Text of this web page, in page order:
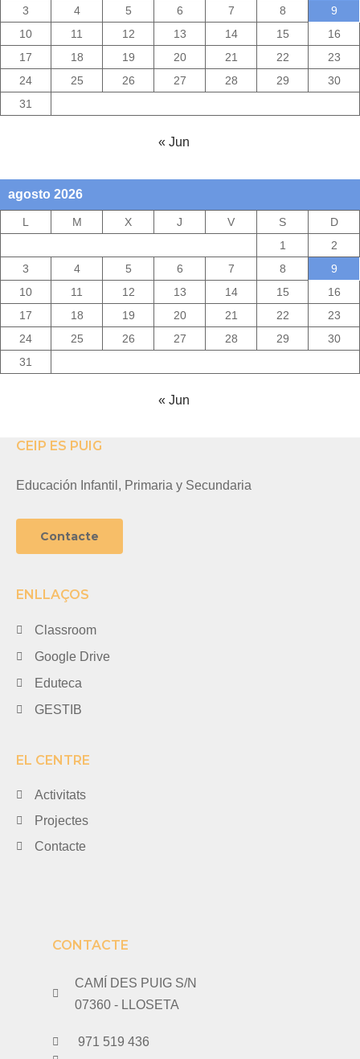
3
4 5 6 7 8
9
10
11 12 13 14 15
16
17
18 19 20 21 22
23
24
25 26 27 28 29
30
31
« Jun
agosto 2026
L M X J V S
D
1
2
3
4 5 6 7 8
9
10
11 12 13 14 15
16
17
18 19 20 21 22
23
24
25 26 27 28 29
30
31
« Jun
CEIP ES PUIG
Educación Infantil, Primaria y Secundaria
Contacte
ENLLAÇOS
Classroom
Google Drive
Eduteca
GESTIB
EL CENTRE
Activitats
Projectes
Contacte
CONTACTE
CAMÍ DES PUIG S/N
07360 - LLOSETA
971 519 436